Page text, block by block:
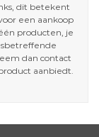
dit betekent
een aankoop
producten, je
dan contact
aanbiedt.